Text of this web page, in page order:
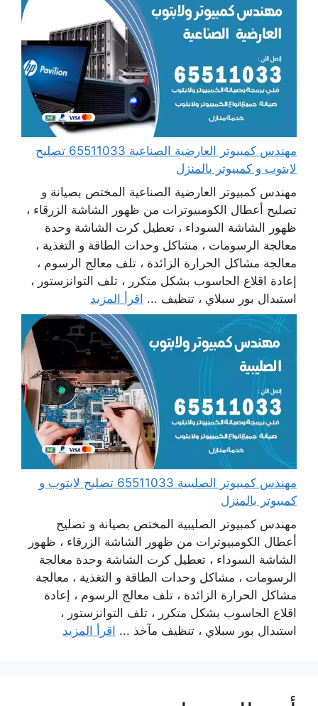
مهندس كمبيوتر العارضية الصناعية 65511033 تصليح
لابتوب و كمبيوتر بالمنزل
مهندس كمبيوتر العارضية الصناعية المختص بصيانة و
تصليح أعطال الكومبيوترات من ظهور الشاشة الزرقاء ،
ظهور الشاشة السوداء ، تعطيل كرت الشاشة وحدة
معالجة الرسومات ، مشاكل وحدات الطاقة و التغذية ،
معالجة مشاكل الحرارة الزائدة ، تلف معالج الرسوم ،
إعادة اقلاع الحاسوب بشكل متكرر ، تلف التوانزستور ،
استبدال بور سبلاي ، تنظيف ... اقرأ المزيد
مهندس كمبيوتر الصليبية 65511033 تصليح لابتوب و
كمبيوتر بالمنزل
مهندس كمبيوتر الصليبية المختص بصيانة و تصليح
أعطال الكومبيوترات من ظهور الشاشة الزرقاء ، ظهور
الشاشة السوداء ، تعطيل كرت الشاشة وحدة معالجة
الرسومات ، مشاكل وحدات الطاقة و التغذية ، معالجة
مشاكل الحرارة الزائدة ، تلف معالج الرسوم ، إعادة
اقلاع الحاسوب بشكل متكرر ، تلف التوانزستور ،
استبدال بور سبلاي ، تنظيف مآخذ ... اقرأ المزيد